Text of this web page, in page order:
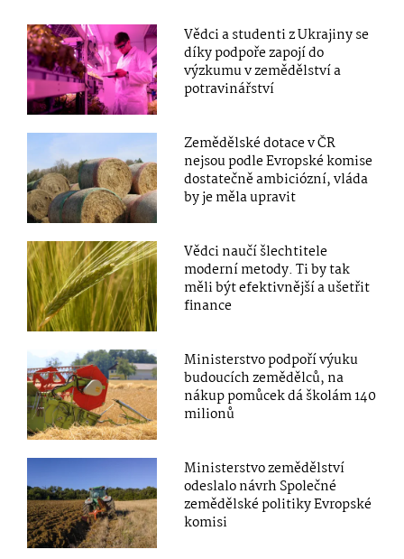
Vědci a studenti z Ukrajiny se
díky podpoře zapojí do
výzkumu v zemědělství a
potravinářství
Zemědělské dotace v ČR
nejsou podle Evropské komise
dostatečně ambiciózní, vláda
by je měla upravit
Vědci naučí šlechtitele
moderní metody. Ti by tak
měli být efektivnější a ušetřit
finance
Ministerstvo podpoří výuku
budoucích zemědělců, na
nákup pomůcek dá školám 140
milionů
Ministerstvo zemědělství
odeslalo návrh Společné
zemědělské politiky Evropské
komisi